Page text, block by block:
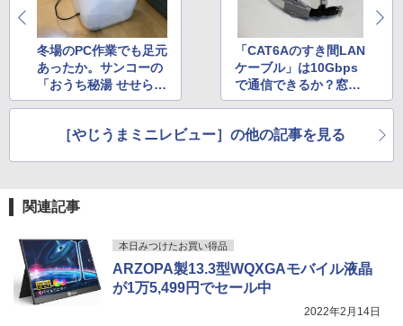
冬場のPC作業でも足元
あったか。サンコーの
「おうち秘湯 せせら
ぎ」を試してみた
「CAT6Aのすき間LAN
ケーブル」は10Gbps
で通信できるか？窓の
隙間を使って屋外から
［やじうまミニレビュー］の他の記事を見る
関連記事
本日みつけたお買い得品
ARZOPA製13.3型WQXGAモバイル液晶
が1万5,499円でセール中
2022年2月14日